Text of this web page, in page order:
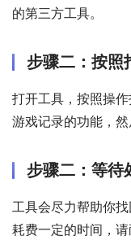
的第三方工具。
步骤二：按照
打开工具，按照操
游戏记录的功能，然
步骤二：等待
工具会尽力帮助你
耗费一定的时间，请